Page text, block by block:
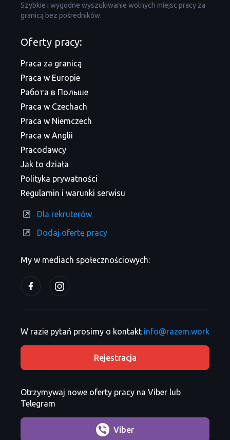
Szybkie i wygodne wyszukiwanie wolnych miejsc pracy za
granicą bez pośredników.
My w mediach społecznościowych:
Oferty pracy:
Praca za granicą
Praca w Europie
Работа в Польше
Praca w Czechach
Praca w Niemczech
Praca w Anglii
Pracodawcy
Jak to działa
Polityka prywatności
Regulamin i warunki serwisu
Dla rekruterów
Dodaj ofertę pracy
W razie pytań prosimy o kontakt info@razem.work
Rejestracja
Otrzymywaj nowe oferty pracy na Viber lub
Telegram
Viber